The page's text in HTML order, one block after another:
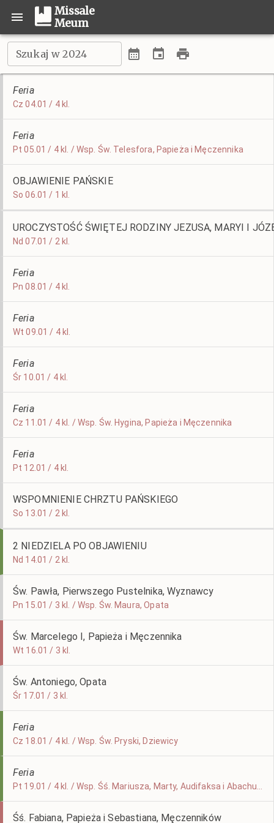
Missale
Meum
Szukaj w 2024
Feria
Cz 04.01 / 4 kl.
Feria
Pt 05.01 / 4 kl. / Wsp. Św. Telesfora, Papieża i Męczennika
OBJAWIENIE PAŃSKIE
So 06.01 / 1 kl.
UROCZYSTOŚĆ ŚWIĘTEJ RODZINY JEZUSA, MARYI I
Nd 07.01 / 2 kl.
Feria
Pn 08.01 / 4 kl.
Feria
Wt 09.01 / 4 kl.
Feria
Śr 10.01 / 4 kl.
Feria
Cz 11.01 / 4 kl. / Wsp. Św. Hygina, Papieża i Męczennika
Feria
Pt 12.01 / 4 kl.
WSPOMNIENIE CHRZTU PAŃSKIEGO
So 13.01 / 2 kl.
2 NIEDZIELA PO OBJAWIENIU
Nd 14.01 / 2 kl.
Św. Pawła, Pierwszego Pustelnika, Wyznawcy
Pn 15.01 / 3 kl. / Wsp. Św. Maura, Opata
Św. Marcelego I, Papieża i Męczennika
Wt 16.01 / 3 kl.
Św. Antoniego, Opata
Śr 17.01 / 3 kl.
Feria
Cz 18.01 / 4 kl. / Wsp. Św. Pryski, Dziewicy
Feria
Śś. Fabiana, Papieża i Sebastiana, Męczenników